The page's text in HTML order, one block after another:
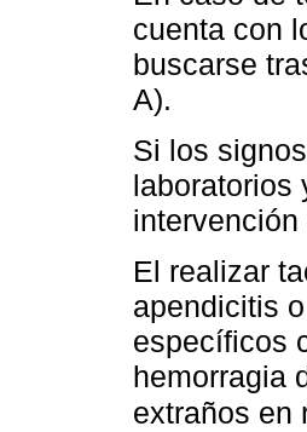
cuenta con
buscarse
A).
Si los
laboratorios
El realizar
apendicitis
específicos
hemorragia
extraños en